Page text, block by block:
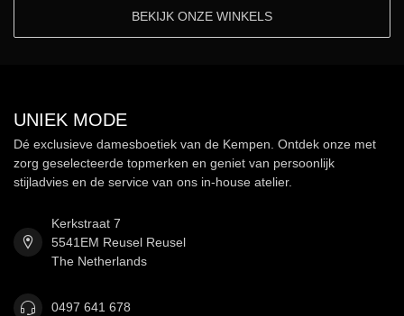
BEKIJK ONZE WINKELS
UNIEK MODE
Dé exclusieve damesboetiek van de Kempen. Ontdek onze met
zorg geselecteerde topmerken en geniet van persoonlijk
stijladvies en de service van ons in-house atelier.
Kerkstraat 7
5541EM Reusel Reusel
The Netherlands
0497 641 678